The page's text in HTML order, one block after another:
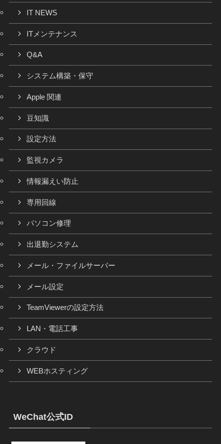
IT NEWS
ITメンテナンス
Q&A
システム構築・保守
Apple 関連
豆知識
設定方法
監視カメラ
情報漏えい防止
専用回線
パソコン修理
出退勤システム
メール・ファイルサーバー
メール設定
TeamViewerの設定方法
LAN・電話工事
クラウド
WEBホスティング
WeChat公式ID